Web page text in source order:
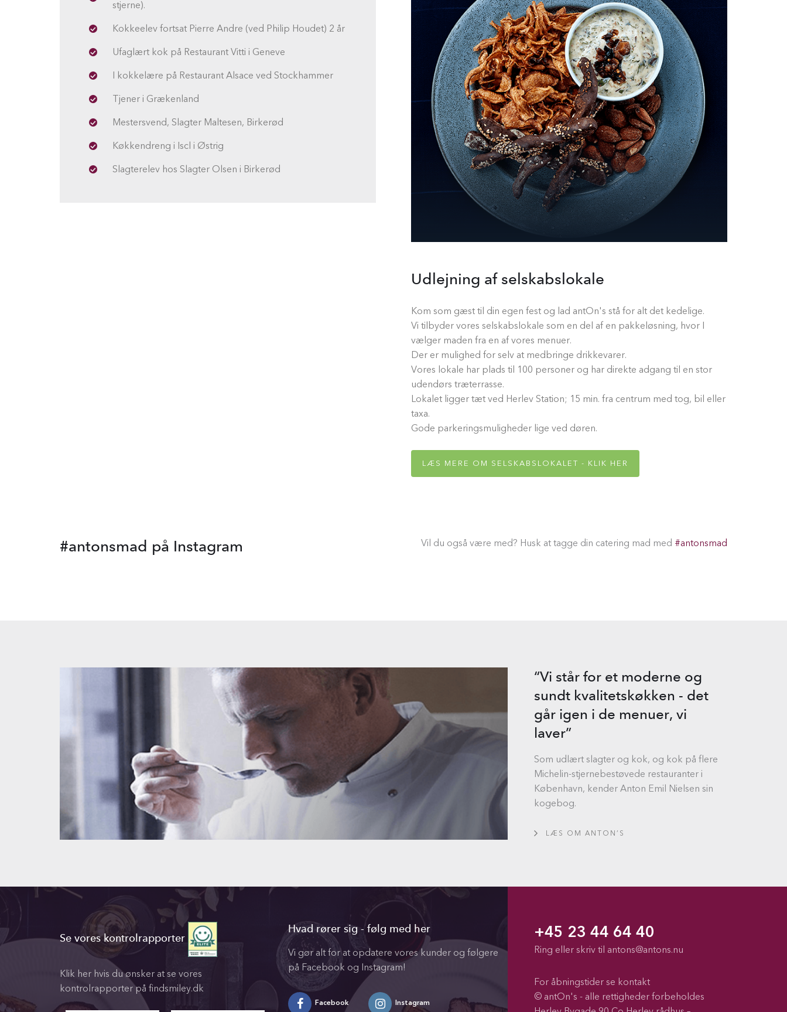
stjerne).
Kokkeelev fortsat Pierre Andre (ved Philip Houdet) 2 år
Ufaglært kok på Restaurant Vitti i Geneve
I kokkelære på Restaurant Alsace ved Stockhammer
Tjener i Grækenland
Mestersvend, Slagter Maltesen, Birkerød
Køkkendreng i Iscl i Østrig
Slagterelev hos Slagter Olsen i Birkerød
Udlejning af selskabslokale
Kom som gæst til din egen fest og lad antOn's stå for alt det kedelige.
Vi tilbyder vores selskabslokale som en del af en pakkeløsning, hvor I
vælger maden fra en af vores menuer.
Der er mulighed for selv at medbringe drikkevarer.
Vores lokale har plads til 100 personer og har direkte adgang til en stor
udendørs træterrasse.
Lokalet ligger tæt ved Herlev Station; 15 min. fra centrum med tog, bil eller
taxa.
Gode parkeringsmuligheder lige ved døren.
LÆS MERE OM SELSKABSLOKALET - KLIK HER
#antonsmad på Instagram Vil du også være med? Husk at tagge din catering mad med #antonsmad
“Vi står for et moderne og
sundt kvalitetskøkken - det
går igen i de menuer, vi
laver”
Som udlært slagter og kok, og kok på flere
Michelin-stjernebestøvede restauranter i
København, kender Anton Emil Nielsen sin
kogebog.
LÆS OM ANTON’S
Se vores kontrolrapporter
Klik her hvis du ønsker at se vores
kontrolrapporter på findsmiley.dk
Hvad rører sig - følg med her
Vi gør alt for at opdatere vores kunder og følgere
på Facebook og Instagram!
Facebook Instagram
+45 23 44 64 40
Ring eller skriv til antons@antons.nu
For åbningstider se kontakt
© antOn's - alle rettigheder forbeholdes